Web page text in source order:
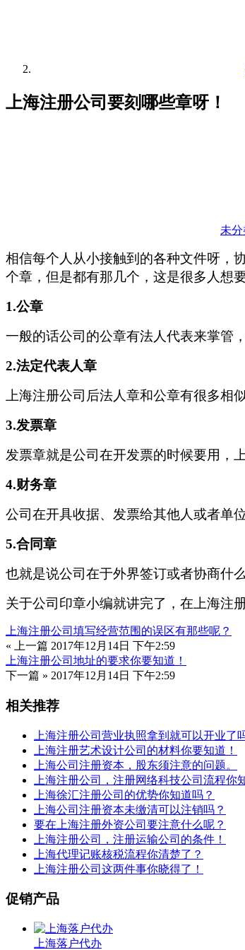
上海注册公司要刻哪些章呀！
未
相信每个人从小接触到的各种文件呀，
个章，但是都有那几个，这是很多人想
1.公章
一般的话公司的公章有法人代表来掌管
2.法定代表人章
上海注册公司后法人章和公章有很多相
3.发票章
发票章就是公司在开发票的时候要用，
4.财务章
公司在开具收据、发票给其他人或者单
5.合同章
也就是说公司在于外界签订或者协商什
关于公司印章小编就讲完了，在上海注
上海注册公司填写经营范围的误区有那些呢？
« 上一篇 2017年12月14日 下午2:59
上海注册公司地址的要求你要知道！
下一篇 » 2017年12月14日 下午2:59
相关推荐
上海注册公司营业执照拿到就可以开业了
上海注册艺术设计公司的材料你要知道！
上海公司注册资本，股东须注意的问题。
上海注册公司，注册网络科技公司流程你
上海徐汇注册公司的优势你知道吗？
上海公司注册资本未缴清可以注销吗？
要在上海注册外资公司要注意什么呢？
上海注册公司，注册运输公司的条件！
上海代理记账核税流程你清楚了？
上海注册公司这两件事你晓得了！
促销产品
上海落户代办